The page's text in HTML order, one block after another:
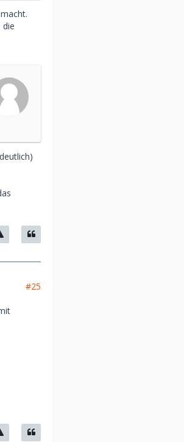
die
#25